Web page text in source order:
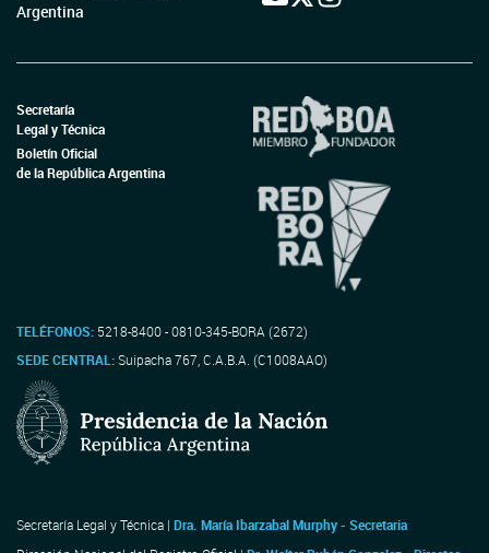
Argentina
Secretaría
Legal y Técnica
Boletín Oficial
de la República Argentina
TELÉFONOS: 5218-8400 - 0810-345-BORA (2672)
SEDE CENTRAL:Suipacha 767, C.A.B.A. (C1008AAO)
Secretaría Legal y Técnica | Dra. María Ibarzabal Murphy - Secretaria